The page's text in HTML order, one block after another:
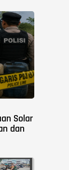
Solar
dan